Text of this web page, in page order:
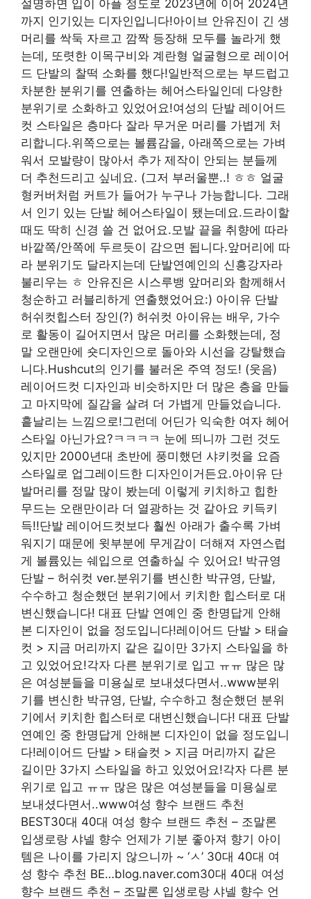
설명하면 입이 아플 정도로 2023년에 이어 2024년
까지 인기있는 디자인입니다!아이브 안유진이 긴 생
머리를 싹둑 자르고 깜짝 등장해 모두를 놀라게 했
는데, 또렷한 이목구비와 계란형 얼굴형으로 레이어
드 단발의 찰떡 소화를 했다!일반적으로는 부드럽고
차분한 분위기를 연출하는 헤어스타일인데 다양한
분위기로 소화하고 있었어요!여성의 단발 레이어드
컷 스타일은 층마다 잘라 무거운 머리를 가볍게 처
리합니다.위쪽으로는 볼륨감을, 아래쪽으로는 가벼
워서 모발량이 많아서 추가 제작이 안되는 분들께
더 추천드리고 싶네요. (그저 부러울뿐..! ㅎㅎ 얼굴
형커버처럼 커트가 들어가 누구나 가능합니다. 그래
서 인기 있는 단발 헤어스타일이 됐는데요.드라이할
때도 딱히 신경 쓸 건 없어요.모발 끝을 취향에 따라
바깥쪽/안쪽에 두르듯이 감으면 됩니다.앞머리에 따
라 분위기도 달라지는데 단발연예인의 신흥강자라
불리우는 ㅎ 안유진은 시스루뱅 앞머리와 함께해서
청순하고 러블리하게 연출했었어요:) 아이유 단발
허쉬컷힙스터 장인(?) 허쉬컷 아이유는 배우, 가수
로 활동이 길어지면서 많은 머리를 소화했는데, 정
말 오랜만에 숏디자인으로 돌아와 시선을 강탈했습
니다.Hushcut의 인기를 불러온 주역 정도! (웃음)
레이어드컷 디자인과 비슷하지만 더 많은 층을 만들
고 마지막에 질감을 살려 더 가볍게 만들었습니다.
흩날리는 느낌으로!그런데 어딘가 익숙한 여자 헤어
스타일 아닌가요?ㅋㅋㅋㅋ 눈에 띄니까 그런 것도
있지만 2000년대 초반에 풍미했던 샤키컷을 요즘
스타일로 업그레이드한 디자인이거든요.아이유 단
발머리를 정말 많이 봤는데 이렇게 키치하고 힙한
무드는 오랜만이라 더 열광하는 것 같아요 키득키
득!!단발 레이어드컷보다 훨씬 아래가 출수록 가벼
워지기 때문에 윗부분에 무게감이 더해져 자연스럽
게 볼륨있는 쉐입으로 연출하실 수 있어요! 박규영
단발 – 허쉬컷 ver.분위기를 변신한 박규영, 단발,
수수하고 청순했던 분위기에서 키치한 힙스터로 대
변신했습니다! 대표 단발 연예인 중 한명답게 안해
본 디자인이 없을 정도입니다!레이어드 단발 > 태슬
컷 > 지금 머리까지 같은 길이만 3가지 스타일을 하
고 있었어요!각자 다른 분위기로 입고 ㅠㅠ 많은 많
은 여성분들을 미용실로 보내셨다면서..www분위
기를 변신한 박규영, 단발, 수수하고 청순했던 분위
기에서 키치한 힙스터로 대변신했습니다! 대표 단발
연예인 중 한명답게 안해본 디자인이 없을 정도입니
다!레이어드 단발 > 태슬컷 > 지금 머리까지 같은
길이만 3가지 스타일을 하고 있었어요!각자 다른 분
위기로 입고 ㅠㅠ 많은 많은 여성분들을 미용실로
보내셨다면서..www여성 향수 브랜드 추천
BEST30대 40대 여성 향수 브랜드 추천 – 조말론
입생로랑 샤넬 향수 언제가 기분 좋아져 향기 아이
템은 나이를 가리지 않으니까 ~ ‘ㅅ’ 30대 40대 여
성 향수 추천 BE…blog.naver.com30대 40대 여성
향수 브랜드 추천 – 조말론 입생로랑 샤넬 향수 언